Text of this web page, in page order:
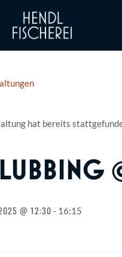
hat bereits
@ 12:30 - 16:15